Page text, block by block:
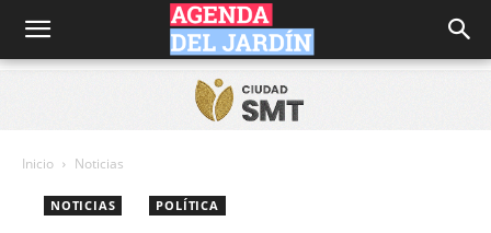
Agenda
Jardín
Inicio Noticias
NOTICIAS POLÍTICA